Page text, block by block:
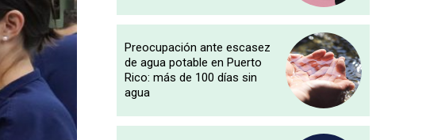
Preocupación ante escasez
de agua potable en Puerto
Rico: más de 100 días sin
agua